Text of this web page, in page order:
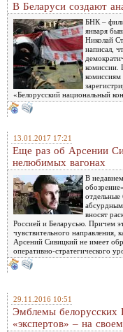
В Беларуси создают
БНК –
января
Николай
написал,
комиссии.
«Белорусский национальный
13.01.2017 17:21
Еще раз об Арсении
нелюбимых вагонах
В
отдельные
вносят
Россией и Беларусью. Причем
чувствительного направления,
Арсений Сивицкий не имеет
оперативно-стратегического
29.11.2016 10:51
Эмблемы белорусских
«экспертов» – на